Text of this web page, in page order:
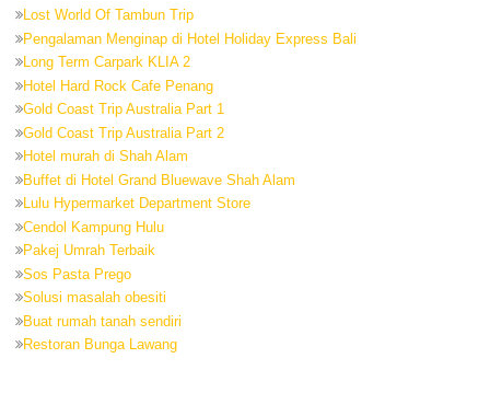
Lost World Of Tambun Trip
Pengalaman Menginap di Hotel Holiday Express Bali
Long Term Carpark KLIA 2
Hotel Hard Rock Cafe Penang
Gold Coast Trip Australia Part 1
Gold Coast Trip Australia Part 2
Hotel murah di Shah Alam
Buffet di Hotel Grand Bluewave Shah Alam
Lulu Hypermarket Department Store
Cendol Kampung Hulu
Pakej Umrah Terbaik
Sos Pasta Prego
Solusi masalah obesiti
Buat rumah tanah sendiri
Restoran Bunga Lawang